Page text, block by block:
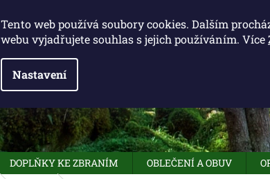
Tento web používá soubory cookies. Dalším
webu vyjadřujete souhlas s jejich používáním. Více
Nastavení
DOPLŇKY KE ZBRANÍM OBLEČENÍ A OBUV